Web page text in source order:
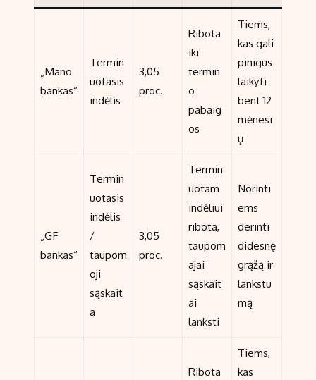
„Mano
bankas“
Termin
uotasis
indėlis
3,05
proc.
Ribota
iki
termin
o
pabaig
os
Tiems,
kas gali
pinigus
laikyti
bent 12
mėnesi
ų
„GF
bankas“
Termin
uotasis
indėlis
/
taupom
oji
sąskait
a
3,05
proc.
Termin
uotam
indėliui
ribota,
taupom
ajai
sąskait
ai
lanksti
Norinti
ems
derinti
didesnę
grąžą ir
lankstu
mą
Ribota
Tiems,
kas